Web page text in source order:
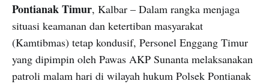
Pontianak Timur, Kalbar – Dalam rangka menjaga
situasi keamanan dan ketertiban masyarakat
(Kamtibmas) tetap kondusif, Personel Enggang Timur
yang dipimpin oleh Pawas AKP Sunanta melaksanakan
patroli malam hari di wilayah hukum Polsek Pontianak